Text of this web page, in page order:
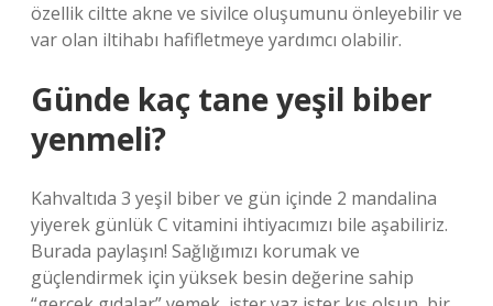
özellik ciltte akne ve sivilce oluşumunu önleyebilir ve
var olan iltihabı hafifletmeye yardımcı olabilir.
Günde kaç tane yeşil biber
yenmeli?
Kahvaltıda 3 yeşil biber ve gün içinde 2 mandalina
yiyerek günlük C vitamini ihtiyacımızı bile aşabiliriz.
Burada paylaşın! Sağlığımızı korumak ve
güçlendirmek için yüksek besin değerine sahip